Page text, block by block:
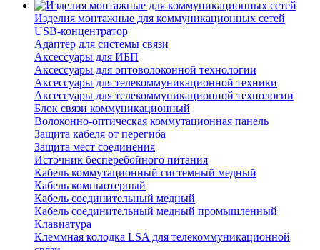
Изделия монтажные для коммуникационных сетей
USB-концентратор
Адаптер для системы связи
Аксессуары для ИБП
Аксессуары для оптоволоконной технологии
Аксессуары для телекоммуникационной техники
Аксессуары для телекоммуникационной технологии
Блок связи коммуникационный
Волоконно-оптическая коммутационная панель
Защита кабеля от перегиба
Защита мест соединения
Источник бесперебойного питания
Кабель коммутационный системный медный
Кабель компьютерный
Кабель соединительный медный
Кабель соединительный медный промышленный
Клавиатура
Клеммная колодка LSA для телекоммуникационной